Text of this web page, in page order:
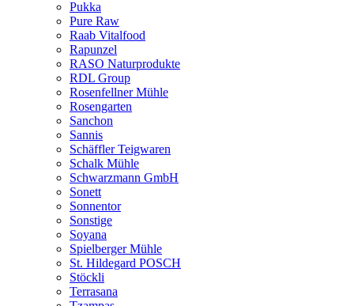
Pukka
Pure Raw
Raab Vitalfood
Rapunzel
RASO Naturprodukte
RDL Group
Rosenfellner Mühle
Rosengarten
Sanchon
Sannis
Schäffler Teigwaren
Schalk Mühle
Schwarzmann GmbH
Sonett
Sonnentor
Sonstige
Soyana
Spielberger Mühle
St. Hildegard POSCH
Stöckli
Terrasana